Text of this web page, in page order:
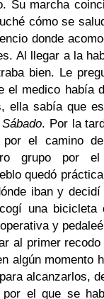
Su marcha
cómo se
donde
Al llegar a la
bien. Le
el medico había
ella sabía que
Sábado. Por la
por el camino
grupo por
quedó
iban y
una bicicleta
y
al primer
algún momento
alcanzarlos,
el que se